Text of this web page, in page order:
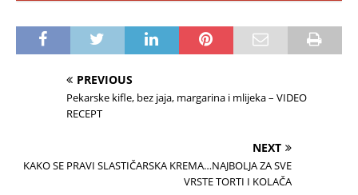
PREVIOUS
Pekarske kifle, bez jaja, margarina i mlijeka – VIDEO
RECEPT
NEXT
KAKO SE PRAVI SLASTIČARSKA KREMA…NAJBOLJA ZA SVE
VRSTE TORTI I KOLAČA